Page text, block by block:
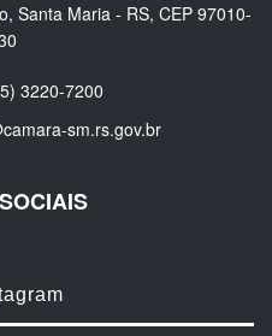
Santa Maria - RS, CEP 97010-
3220-7200
sm.rs.gov.br